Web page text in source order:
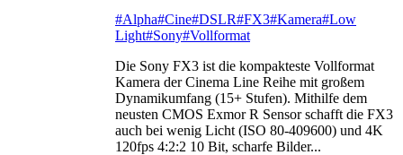
#Alpha#Cine#DSLR#FX3#Kamera#Low
Light#Sony#Vollformat
Die Sony FX3 ist die kompakteste Vollformat
Kamera der Cinema Line Reihe mit großem
Dynamikumfang (15+ Stufen). Mithilfe dem
neusten CMOS Exmor R Sensor schafft die FX3
auch bei wenig Licht (ISO 80-409600) und 4K
120fps 4:2:2 10 Bit, scharfe Bilder...